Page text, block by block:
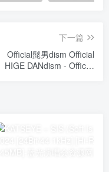
下一篇
Official髭男dism Official
HIGE DANdism - Official